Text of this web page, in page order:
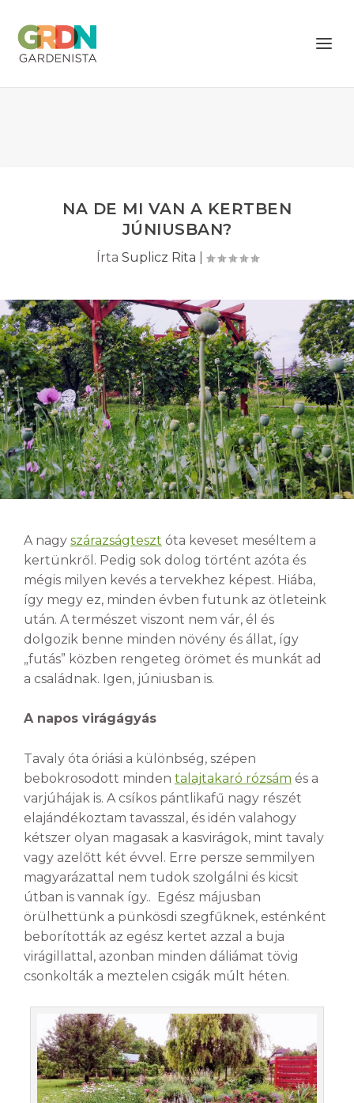
NA DE MI VAN A KERTBEN
JÚNIUSBAN?
Írta Suplicz Rita
A nagy szárazságteszt óta keveset meséltem a
kertünkről. Pedig sok dolog történt azóta és
mégis milyen kevés a tervekhez képest. Hiába,
így megy ez, minden évben futunk az ötleteink
után. A természet viszont nem vár, él és
dolgozik benne minden növény és állat, így
„futás” közben rengeteg örömet és munkát ad
a családnak. Igen, júniusban is.
A napos virágágyás
Tavaly óta óriási a különbség, szépen
bebokrosodott minden talajtakaró rózsám és a
varjúhájak is. A csíkos pántlikafű nagy részét
elajándékoztam tavasszal, és idén valahogy
kétszer olyan magasak a kasvirágok, mint tavaly
vagy azelőtt két évvel. Erre persze semmilyen
magyarázattal nem tudok szolgálni és kicsit
útban is vannak így.. Egész májusban
örülhettünk a pünkösdi szegfűknek, esténként
beborították az egész kertet azzal a buja
virágillattal, azonban minden dáliámat tövig
csonkolták a meztelen csigák múlt héten.